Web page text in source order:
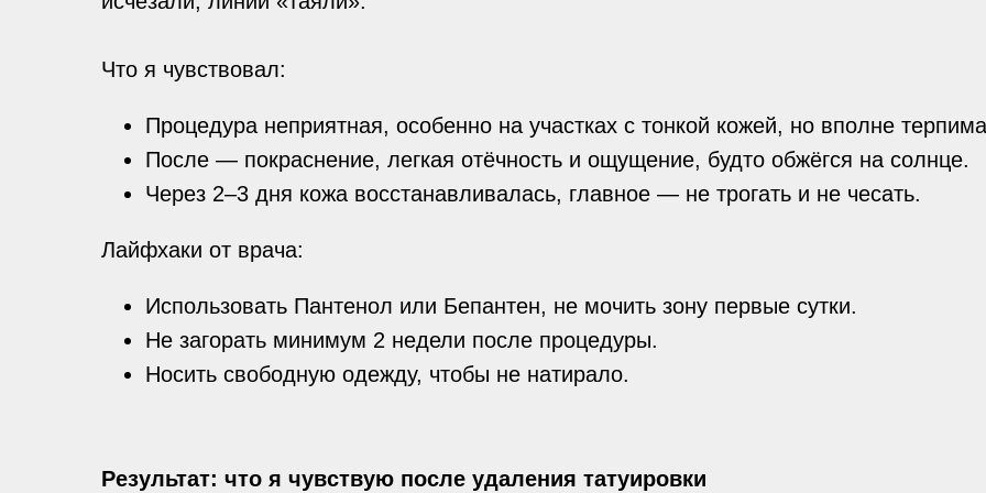
Что я чувствовал:
Процедура неприятная, особенно на участках с тонкой кожей, но вполне
После — покраснение, легкая отёчность и ощущение, будто обжёгся на солнце.
Через 2–3 дня кожа восстанавливалась, главное — не трогать и не чесать.
Лайфхаки от врача:
Использовать Пантенол или Бепантен, не мочить зону первые сутки.
Не загорать минимум 2 недели после процедуры.
Носить свободную одежду, чтобы не натирало.
Результат: что я чувствую после удаления татуировки